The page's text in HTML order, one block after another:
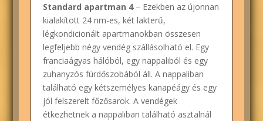
Standard apartman 4– Ezekben az újonnan
kialakított 24 nm-es, két lakterű,
légkondicionált apartmanokban összesen
legfeljebb négy vendég szállásolható el. Egy
franciaágyas hálóból, egy nappaliból és egy
zuhanyzós fürdőszobából áll. A nappaliban
található egy kétszemélyes kanapéágy és egy
jól felszerelt főzősarok. A vendégek
étkezhetnek a nappaliban található asztalnál